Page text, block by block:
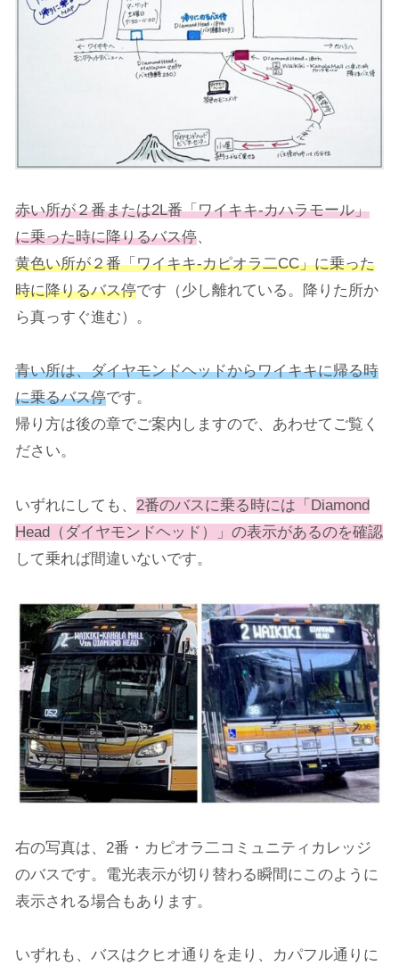
赤い所が２番または2L番「ワイキキ-カハラモール」
に乗った時に降りるバス停、
黄色い所が２番「ワイキキ-カピオラ二CC」に乗った
時に降りるバス停です（少し離れている。降りた所か
ら真っすぐ進む）。
青い所は、ダイヤモンドヘッドからワイキキに帰る時
に乗るバス停です。
帰り方は後の章でご案内しますので、あわせてご覧く
ださい。
いずれにしても、 2番のバスに乗る時には「Diamond
Head（ダイヤモンドヘッド）」の表示があるのを確認
して乗れば間違いないです。
右の写真は、2番・カピオラ二コミュニティカレッジ
のバスです。電光表示が切り替わる瞬間にこのように
表示される場合もあります。
いずれも、バスはクヒオ通りを走り、カパフル通りに